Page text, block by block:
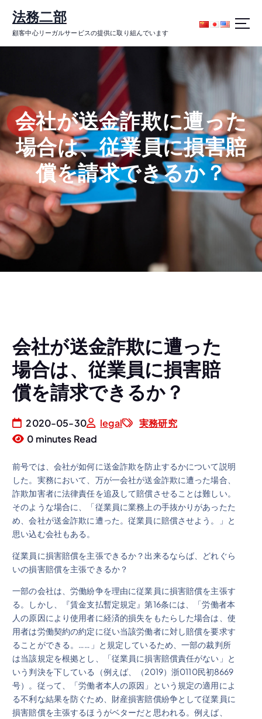
ン
キ
ッ
プ
法務二部
顧客中心リーガルサービスの提供に取り組んでいます
会社が送金詐欺に遭った
場合は、従業員に損害賠
償を請求できるか？
会社が送金詐欺に遭った
場合は、従業員に損害賠
償を請求できるか？
2020-05-30 legal
実務研究
0 minutes Read
前号では、会社が如何に送金詐欺を防止するかについて説明
した。実務において、万が一会社が送金詐欺に遭った場合、
詐欺加害者に法律責任を追及して賠償させることは難しい。
そのような場合に、「従業員に業務上の手抜かりがあったた
め、会社が送金詐欺に遭った。従業員に賠償させよう。」と
思い込む会社もある。
従業員に損害賠償を主張できるか？出来るならば、どれぐら
いの損害賠償を主張できるか？
一部の会社は、労働紛争を理由に従業員に損害賠償を主張す
る。しかし、『賃金支払暫定規定』第16条には、「労働者本
人の原因により使用者に経済的損失をもたらした場合は、使
用者は労働契約の約定に従い当該労働者に対し賠償を要求す
ることができる。……」と規定しているため、一部の裁判所
は当該規定を根拠とし、「従業員に損害賠償責任がない」と
いう判決を下している（例えば、（2019）浙0110民初8669
号）。従って、「労働者本人の原因」という規定の適用によ
る不利な結果を防ぐため、財産損害賠償紛争として従業員に
損害賠償を主張するほうがベターだと思われる。例えば、